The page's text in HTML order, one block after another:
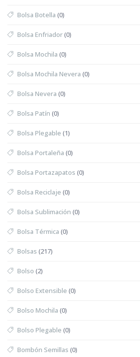
Bolsa Botella (0)
Bolsa Enfriador(0)
Bolsa Mochila (0)
Bolsa Mochila Nevera (0)
Bolsa Nevera (0)
Bolsa Patín (0)
Bolsa Plegable (1)
Bolsa Portaleña (0)
Bolsa Portazapatos (0)
Bolsa Reciclaje (0)
Bolsa Sublimación (0)
Bolsa Térmica (0)
Bolsas (217)
Bolso (2)
Bolso Extensible (0)
Bolso Mochila (0)
Bolso Plegable (0)
Bombón Semillas (0)